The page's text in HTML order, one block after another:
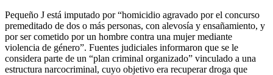
Pequeño J está imputado por “homicidio agravado por el concurso
premeditado de dos o más personas, con alevosía y ensañamiento, y
por ser cometido por un hombre contra una mujer mediante
violencia de género”. Fuentes judiciales informaron que se le
considera parte de un “plan criminal organizado” vinculado a una
estructura narcocriminal, cuyo objetivo era recuperar droga que